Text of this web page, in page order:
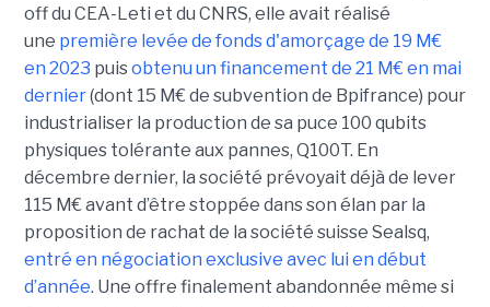
off du CEA-Leti et du CNRS, elle avait réalisé
une première levée de fonds d'amorçage de 19 M€
en 2023 puisobtenu un financement de 21 M€ en mai
dernier(dont 15 M€ de subvention de Bpifrance) pour
industrialiser la production de sa puce 100 qubits
physiques tolérante aux pannes, Q100T. En
décembre dernier, la société prévoyait déjà de lever
115 M€ avant d’être stoppée dans son élan par la
proposition de rachat de la société suisse Sealsq,
entré en négociation exclusive avec lui en début
d’année. Une offre finalement abandonnée même si